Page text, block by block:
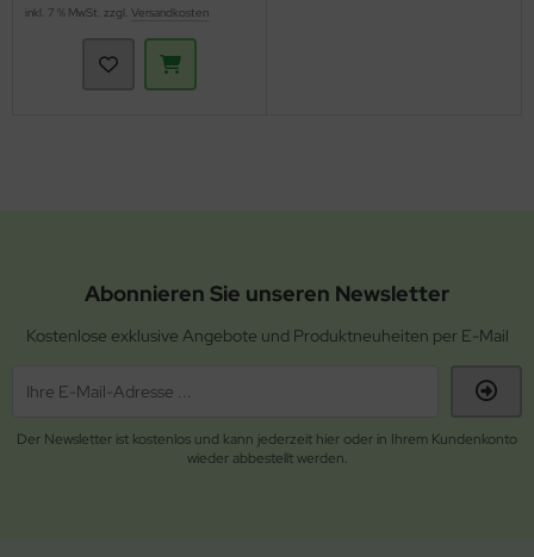
inkl. 7 % MwSt. zzgl. Versandkosten
Abonnieren Sie unseren Newsletter
Kostenlose exklusive Angebote und Produktneuheiten per E-Mail
Der Newsletter ist kostenlos und kann jederzeit hier oder in Ihrem Kundenkonto
wieder abbestellt werden.